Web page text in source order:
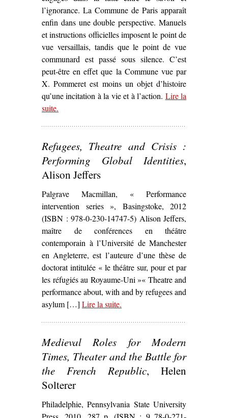
l’ignorance. La Commune de Paris apparaît
enfin dans une double perspective. Manuels
et instructions officielles imposent le point de
vue versaillais, tandis que le point de vue
communard est passé sous silence. C’est
peut-être en effet que la Commune vue par
X. Pommeret est moins un objet d’histoire
qu’une incitation à la vie et à l’action. Lire la
suite– ‘Sur
.
Refugees, Theatre and Crisis :
Performing Global Identities,
Alison Jeffers
Palgrave Macmillan, « Performance
intervention series », Basingstoke, 2012
(ISBN : 978-0-230-14747-5) Alison Jeffers,
maître de conférences en théâtre
contemporain à l’Université de Manchester
en Angleterre, est l’auteure d’une thèse de
doctorat intitulée « le théâtre sur, pour et par
les réfugiés au Royaume-Uni »« Theatre and
performance about, with and by refugees and
asylum […] Lire la suite– ‘
.
Medieval Roles for Modern
Times, Theater and the Battle for
the French Republic, Helen
Solterer
Philadelphie, Pennsylvania State University